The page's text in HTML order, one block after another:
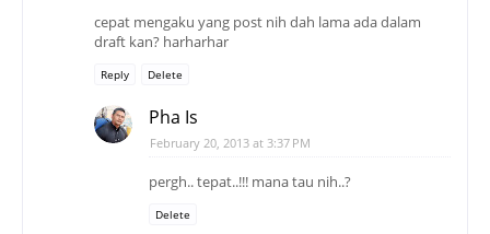
cepat mengaku yang post nih dah lama ada dalam
draft kan? harharhar
Reply Delete
Pha Is
February 20, 2013 at 3:37 PM
pergh.. tepat..!!! mana tau nih..?
Delete